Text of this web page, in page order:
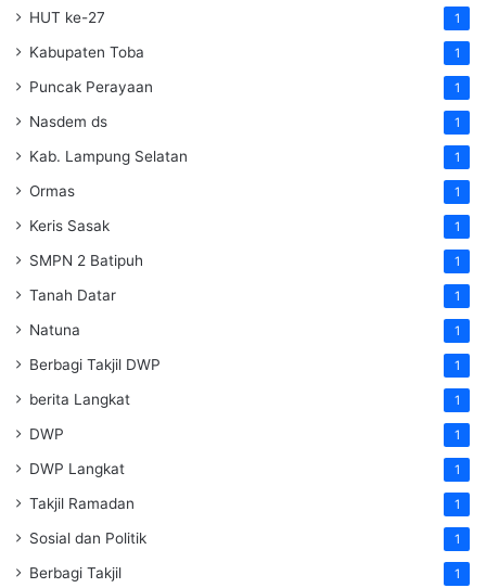
HUT ke-27 1
Kabupaten Toba 1
Puncak Perayaan 1
Nasdem ds 1
Kab. Lampung Selatan 1
Ormas 1
Keris Sasak 1
SMPN 2 Batipuh 1
Tanah Datar 1
Natuna 1
Berbagi Takjil DWP 1
berita Langkat 1
DWP 1
DWP Langkat 1
Takjil Ramadan 1
Sosial dan Politik 1
Berbagi Takjil 1